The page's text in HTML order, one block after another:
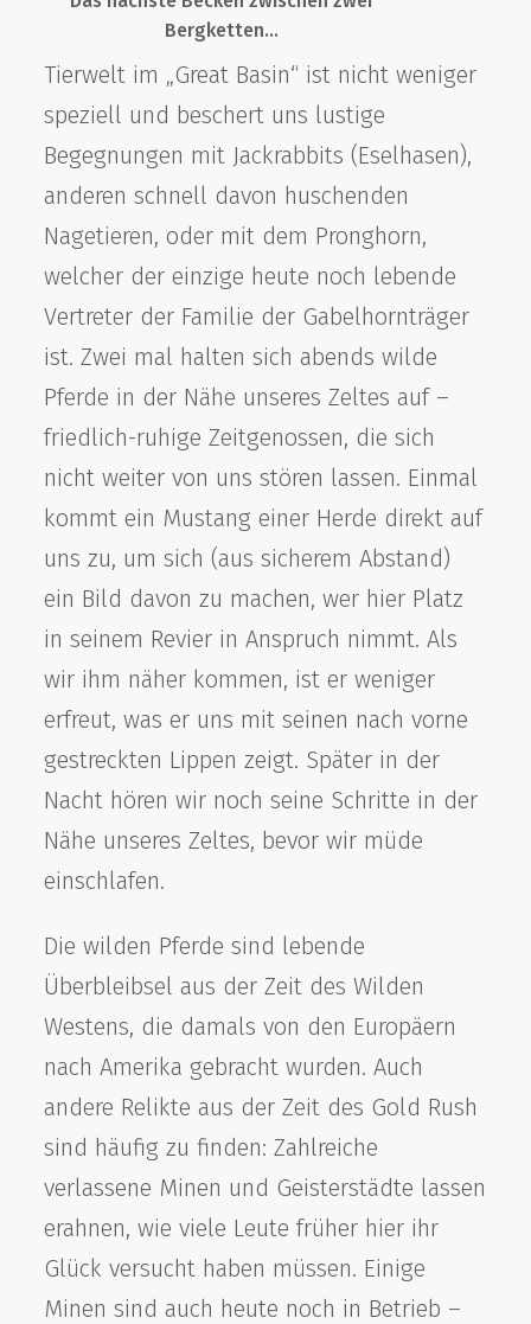
Bergketten…
Tierwelt im „Great Basin“ ist nicht weniger
speziell und beschert uns lustige
Begegnungen mit Jackrabbits (Eselhasen),
anderen schnell davon huschenden
Nagetieren, oder mit dem Pronghorn,
welcher der einzige heute noch lebende
Vertreter der Familie der Gabelhornträger
ist. Zwei mal halten sich abends wilde
Pferde in der Nähe unseres Zeltes auf –
friedlich-ruhige Zeitgenossen, die sich
nicht weiter von uns stören lassen. Einmal
kommt ein Mustang einer Herde direkt auf
uns zu, um sich (aus sicherem Abstand)
ein Bild davon zu machen, wer hier Platz
in seinem Revier in Anspruch nimmt. Als
wir ihm näher kommen, ist er weniger
erfreut, was er uns mit seinen nach vorne
gestreckten Lippen zeigt. Später in der
Nacht hören wir noch seine Schritte in der
Nähe unseres Zeltes, bevor wir müde
einschlafen.
Die wilden Pferde sind lebende
Überbleibsel aus der Zeit des Wilden
Westens, die damals von den Europäern
nach Amerika gebracht wurden. Auch
andere Relikte aus der Zeit des Gold Rush
sind häufig zu finden: Zahlreiche
verlassene Minen und Geisterstädte lassen
erahnen, wie viele Leute früher hier ihr
Glück versucht haben müssen. Einige
Minen sind auch heute noch in Betrieb –